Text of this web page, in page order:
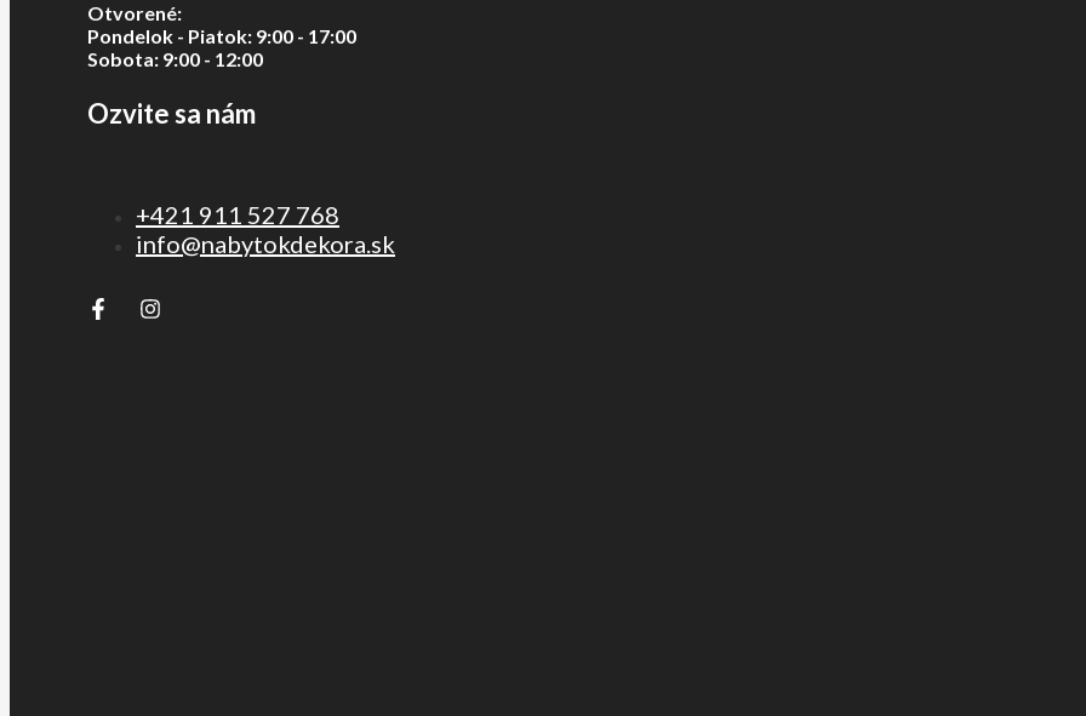
Otvorené:
Pondelok - Piatok: 9:00 - 17:00
Sobota: 9:00 - 12:00
Ozvite sa nám
+421 911 527 768
info@nabytokdekora.sk